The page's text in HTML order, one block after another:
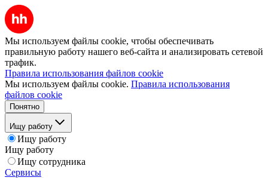
Мы используем файлы cookie, чтобы обеспечивать
правильную работу нашего веб-сайта и анализировать сетевой
трафик.
Правила использования файлов cookie
Мы используем файлы cookie. Правила использования
файлов cookie
Понятно
Ищу работу
Ищу работу
Ищу работу
Ищу сотрудника
Сервисы